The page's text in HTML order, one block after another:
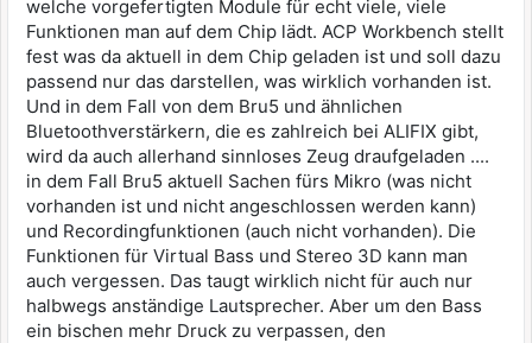
welche vorgefertigten Module für echt viele, viele
Funktionen man auf dem Chip lädt. ACP Workbench stellt
fest was da aktuell in dem Chip geladen ist und soll dazu
passend nur das darstellen, was wirklich vorhanden ist.
Und in dem Fall von dem Bru5 und ähnlichen
Bluetoothverstärkern, die es zahlreich bei ALIFIX gibt,
wird da auch allerhand sinnloses Zeug draufgeladen ....
in dem Fall Bru5 aktuell Sachen fürs Mikro (was nicht
vorhanden ist und nicht angeschlossen werden kann)
und Recordingfunktionen (auch nicht vorhanden). Die
Funktionen für Virtual Bass und Stereo 3D kann man
auch vergessen. Das taugt wirklich nicht für auch nur
halbwegs anständige Lautsprecher. Aber um den Bass
ein bischen mehr Druck zu verpassen, den